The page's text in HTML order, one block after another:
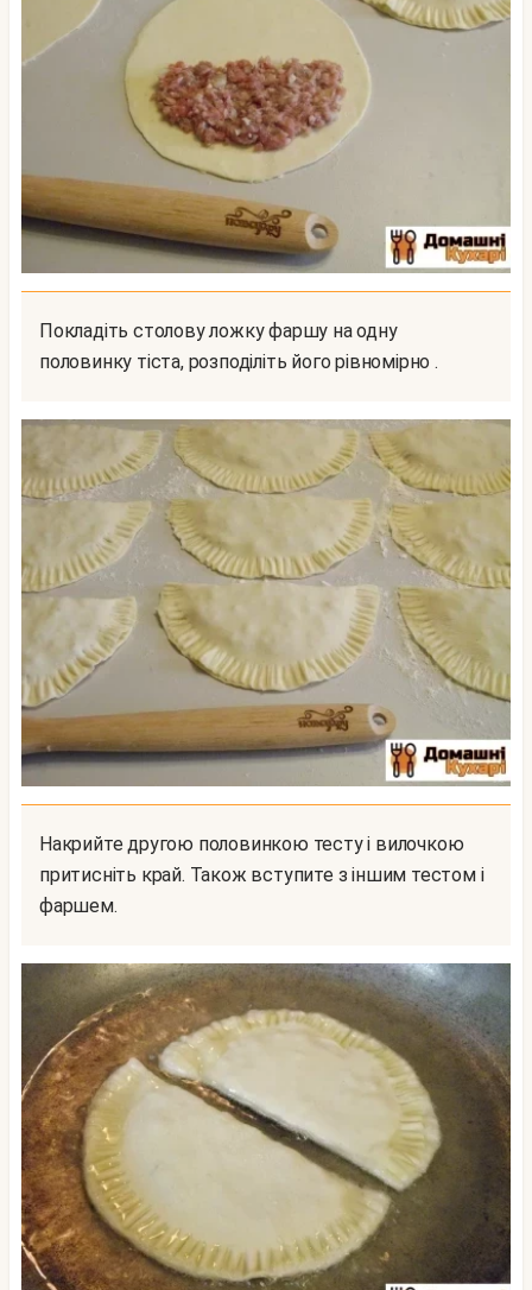
Покладіть столову ложку фаршу на одну
половинку тіста, розподіліть його рівномірно .
Накрийте другою половинкою тесту і вилочкою
притисніть край. Також вступите з іншим тестом і
фаршем.